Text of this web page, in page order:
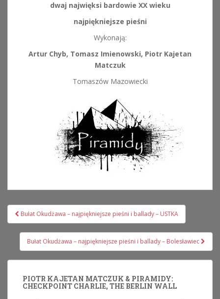
dwaj najwięksi bardowie XX wieku
najpiękniejsze pieśni
Wykonają:
Artur Chyb, Tomasz Imienowski, Piotr Kajetan
Matczuk
Tomaszów Mazowiecki
Nawigacja
wpisu
Bułat Okudżawa – najpiękniejsze pieśni i ballady – USTKA
Bułat Okudżawa – najpiękniejsze pieśni i ballady – Bolesławiec
PIOTR KAJETAN MATCZUK & PIRAMIDY:
CHECKPOINT CHARLIE, THE BERLIN WALL